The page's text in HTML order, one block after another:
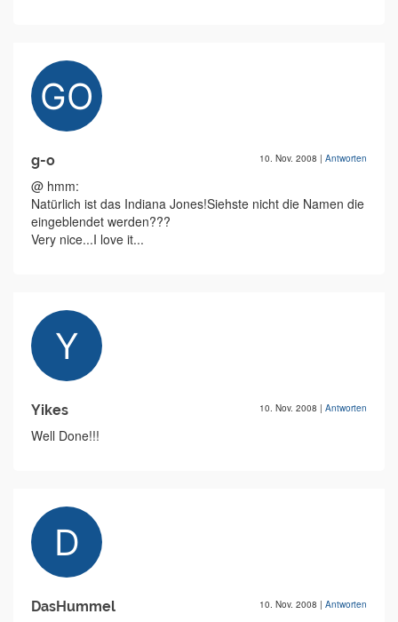
g-o 10. Nov. 2008 | Antworten
@ hmm:
Natürlich ist das Indiana Jones!Siehste nicht die Namen die
eingeblendet werden???
Very nice...I love it...
Yikes 10. Nov. 2008 | Antworten
Well Done!!!
DasHummel 10. Nov. 2008 | Antworten